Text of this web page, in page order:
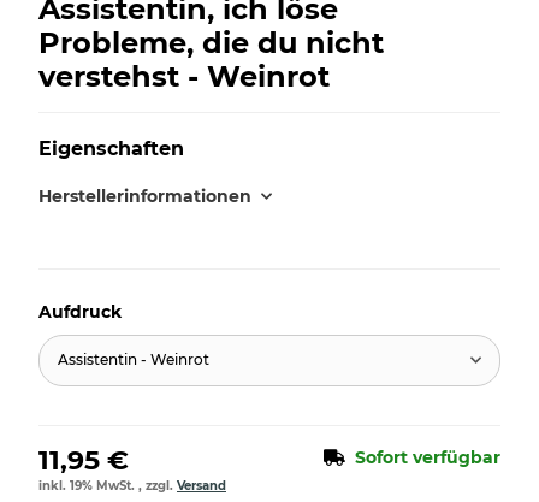
Assistentin, ich löse
Probleme, die du nicht
verstehst - Weinrot
Eigenschaften
Herstellerinformationen
Aufdruck
Assistentin - Weinrot
11,95 € Sofort verfügbar
inkl. 19% MwSt. , zzgl. Versand